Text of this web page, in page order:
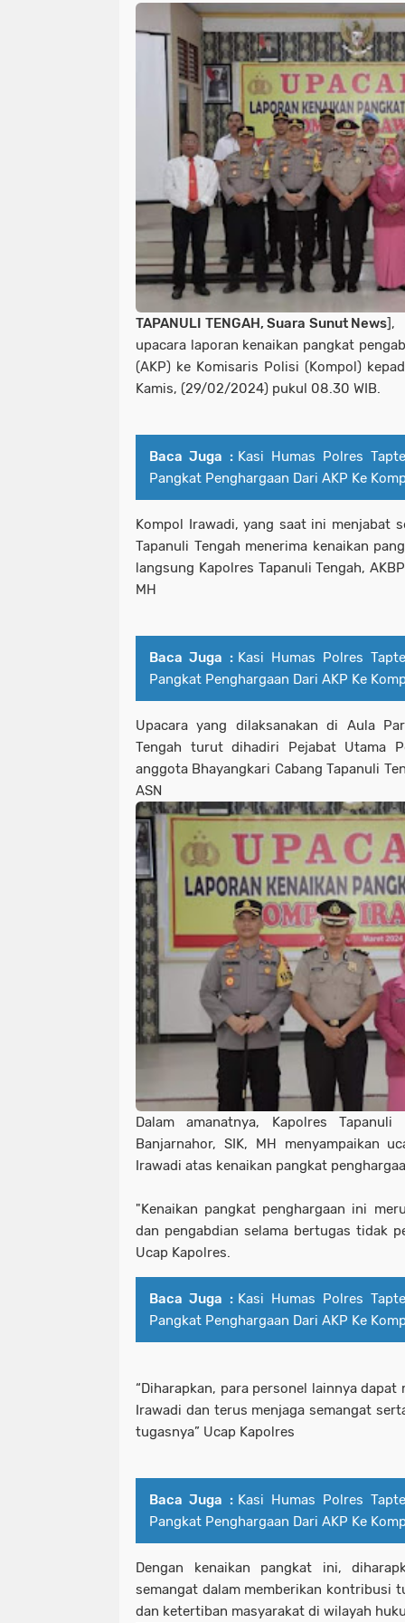
TAPANULI TENGAH, Suara Sunut News],
upacara laporan kenaikan pangkat
(AKP) ke Komisaris Polisi (Kompol)
Kamis, (29/02/2024) pukul 08.30 WIB.
Baca Juga : Kasi Humas Polres
Pangkat Penghargaan Dari AKP Ke
Kompol Irawadi, yang saat ini menjabat
Tapanuli Tengah menerima kenaikan
langsung Kapolres Tapanuli Tengah,
MH
Baca Juga : Kasi Humas Polres
Pangkat Penghargaan Dari AKP Ke
Upacara yang dilaksanakan di Aula
Tengah turut dihadiri Pejabat Utama
anggota Bhayangkari Cabang Tapanuli
ASN
Dalam amanatnya, Kapolres
Banjarnahor, SIK, MH menyampaikan
Irawadi atas kenaikan pangkat
"Kenaikan pangkat penghargaan ini
dan pengabdian selama bertugas tidak
Ucap Kapolres.
Baca Juga : Kasi Humas Polres
Pangkat Penghargaan Dari AKP Ke
“Diharapkan, para personel lainnya
Irawadi dan terus menjaga semangat
tugasnya” Ucap Kapolres
Baca Juga : Kasi Humas Polres
Pangkat Penghargaan Dari AKP Ke
Dengan kenaikan pangkat ini,
semangat dalam memberikan kontribusi
dan ketertiban masyarakat di wilayah